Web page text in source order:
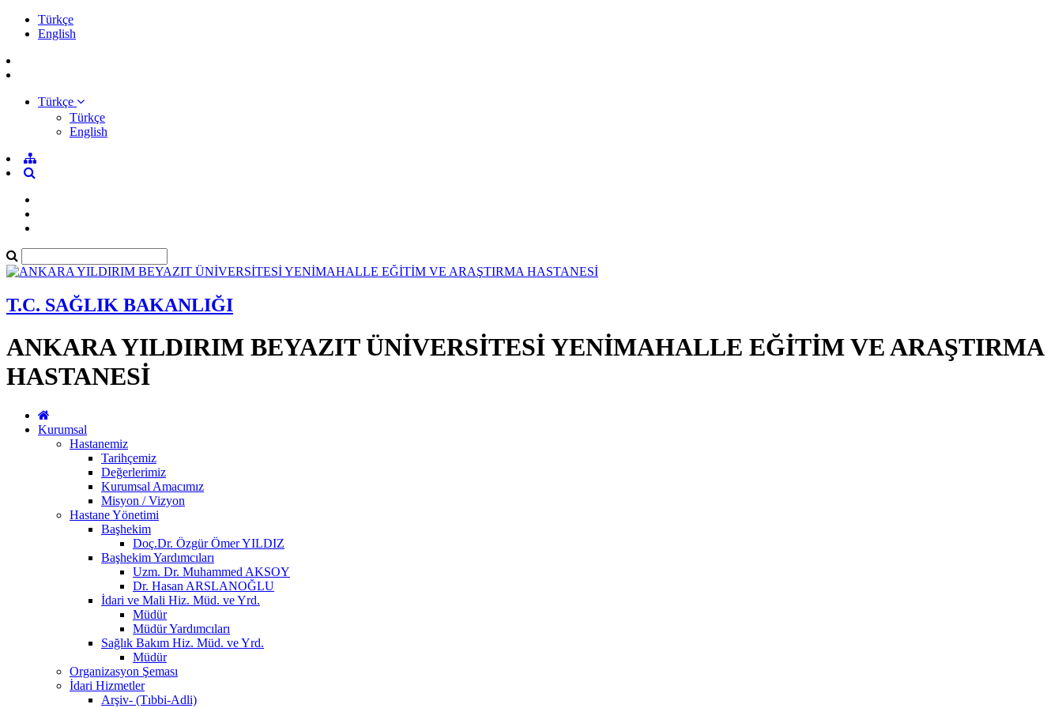
Türkçe
English
Türkçe
Türkçe
English
T.C. SAĞLIK BAKANLIĞI
ANKARA YILDIRIM BEYAZIT ÜNİVERSİTESİ YENİMAHALLE EĞİTİM VE ARAŞTIRMA
HASTANESİ
Kurumsal
Hastanemiz
Tarihçemiz
Değerlerimiz
Kurumsal Amacımız
Misyon / Vizyon
Hastane Yönetimi
Başhekim
Doç.Dr. Özgür Ömer YILDIZ
Başhekim Yardımcıları
Uzm. Dr. Muhammed AKSOY
Dr. Hasan ARSLANOĞLU
İdari ve Mali Hiz. Müd. ve Yrd.
Müdür
Müdür Yardımcıları
Sağlık Bakım Hiz. Müd. ve Yrd.
Müdür
Organizasyon Şeması
İdari Hizmetler
Arşiv- (Tıbbi-Adli)